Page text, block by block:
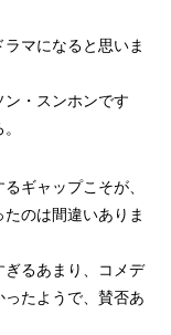
マになると思いま
・スンホンです
ギャップこそが、
のは間違いありま
るあまり、コメデ
たようで、賛否あ